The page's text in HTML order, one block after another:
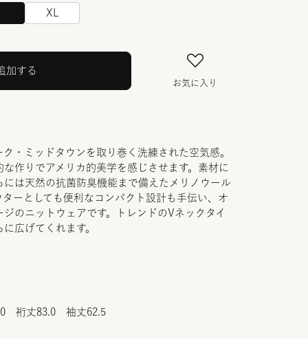
XL
加する
お気に入り
・ミッドタウンを取り巻く洗練された空気感。
作りでアメリカ的美学を感じさせます。素材に
は天然の抗菌防臭機能まで備えたメリノウール
ーとしても便利なコンパクト設計も手伝い、オ
のニットウェアです。トレンドのVネックタイ
広げてくれます。
裄丈83.0 袖丈62.5